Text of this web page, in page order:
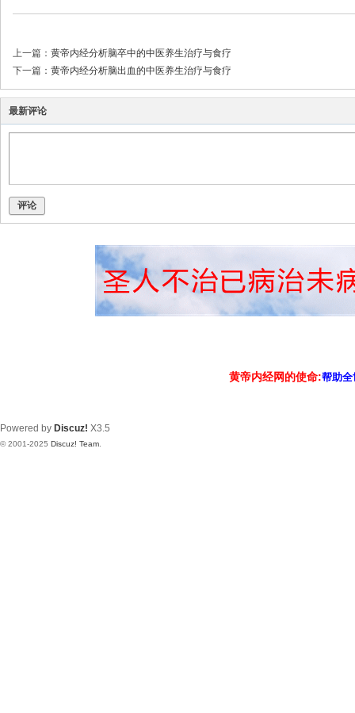
上一篇： 黄帝内经分析脑卒中的中医养生治疗与食疗
下一篇： 黄帝内经分析脑出血的中医养生治疗与食疗
最新评论
评论
黄帝内经网的使命:帮助
Powered by Discuz! X3.5
© 2001-2025 Discuz! Team